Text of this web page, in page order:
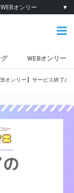
WEBオンリー ▼
WEBオンリー
オンリー】サービス終了の